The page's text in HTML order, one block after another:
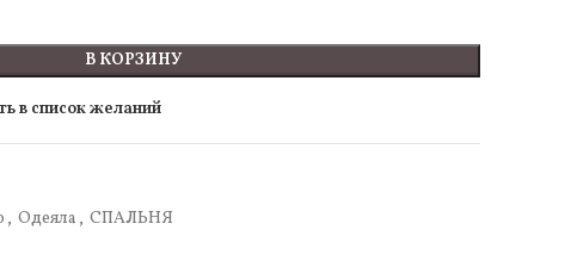
В КОРЗИНУ
в список желаний
, Одеяла , СПАЛЬНЯ